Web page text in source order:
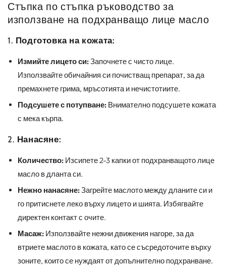
Стъпка по стъпка ръководство за
използване на подхранващо лице масло
1. Подготовка на кожата:
Измийте лицето си:Започнете с чисто лице.
Използвайте обичайния си почистващ препарат, за да
премахнете грима, мръсотията и нечистотиите.
Подсушете с потупване: Внимателно подсушете кожата
с мека кърпа.
2. Нанасяне:
Количество: Изсипете 2-3 капки от подхранващото лице
масло в дланта си.
Нежно нанасяне:Загрейте маслото между дланите си и
го притиснете леко върху лицето и шията. Избягвайте
директен контакт с очите.
Масаж: Използвайте нежни движения нагоре, за да
втриете маслото в кожата, като се съсредоточите върху
зоните, които се нуждаят от допълнително подхранване.